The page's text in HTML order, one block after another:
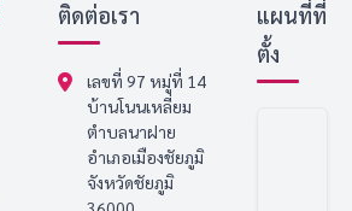
ติดต่อเรา
เลขที่ 97 หมู่ที่ 14
บ้านโนนเหลี่ยม
ตำบลนาฝาย
อำเภอเมืองชัยภูมิ
จังหวัดชัยภูมิ
แผนที่ที่
ตั้ง